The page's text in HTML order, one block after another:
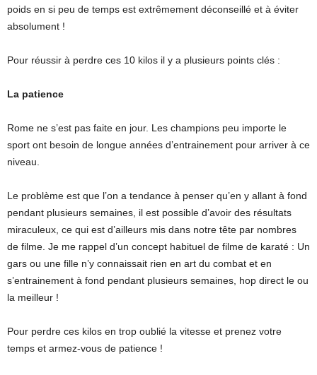
poids en si peu de temps est extrêmement déconseillé et à éviter
absolument !
Pour réussir à perdre ces 10 kilos il y a plusieurs points clés :
La patience
Rome ne s’est pas faite en jour. Les champions peu importe le
sport ont besoin de longue années d’entrainement pour arriver à ce
niveau.
Le problème est que l’on a tendance à penser qu’en y allant à fond
pendant plusieurs semaines, il est possible d’avoir des résultats
miraculeux, ce qui est d’ailleurs mis dans notre tête par nombres
de filme. Je me rappel d’un concept habituel de filme de karaté : Un
gars ou une fille n’y connaissait rien en art du combat et en
s’entrainement à fond pendant plusieurs semaines, hop direct le ou
la meilleur !
Pour perdre ces kilos en trop oublié la vitesse et prenez votre
temps et armez-vous de patience !